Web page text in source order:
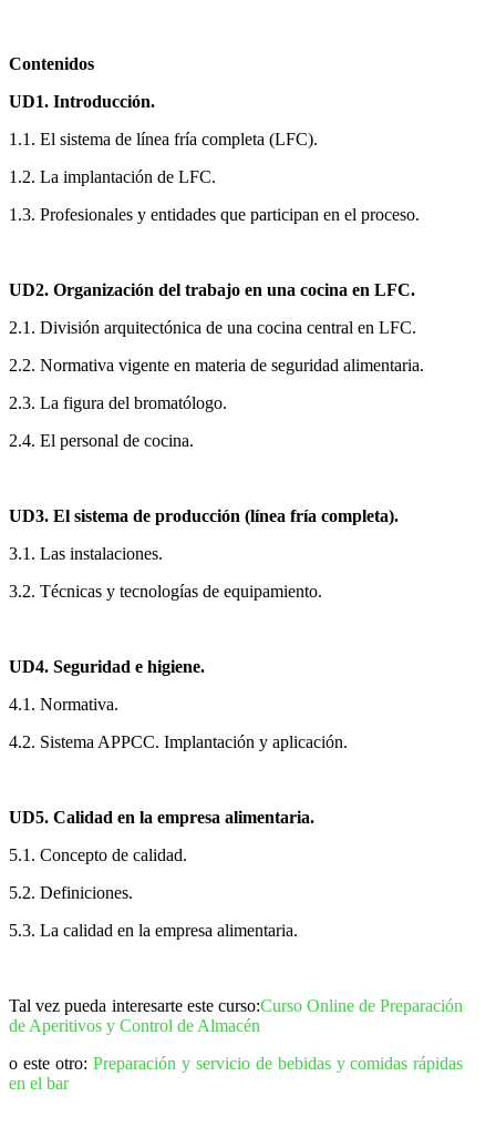
Contenidos
UD1. Introducción.
1.1. El sistema de línea fría completa (LFC).
1.2. La implantación de LFC.
1.3. Profesionales y entidades que participan en el proceso.
UD2. Organización del trabajo en una cocina en LFC.
2.1. División arquitectónica de una cocina central en LFC.
2.2. Normativa vigente en materia de seguridad alimentaria.
2.3. La figura del bromatólogo.
2.4. El personal de cocina.
UD3. El sistema de producción (línea fría completa).
3.1. Las instalaciones.
3.2. Técnicas y tecnologías de equipamiento.
UD4. Seguridad e higiene.
4.1. Normativa.
4.2. Sistema APPCC. Implantación y aplicación.
UD5. Calidad en la empresa alimentaria.
5.1. Concepto de calidad.
5.2. Definiciones.
5.3. La calidad en la empresa alimentaria.
Tal vez pueda interesarte este curso:Curso Online de Preparación
de Aperitivos y Control de Almacén
o este otro: Preparación y servicio de bebidas y comidas rápidas
en el bar